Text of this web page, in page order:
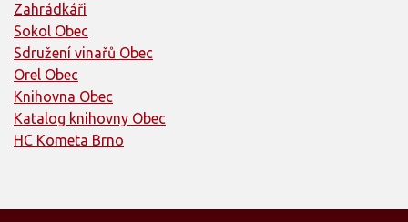
Zahrádkáři
Sokol Obec
Sdružení vinařů Obec
Orel Obec
Knihovna Obec
Katalog knihovny Obec
HC Kometa Brno